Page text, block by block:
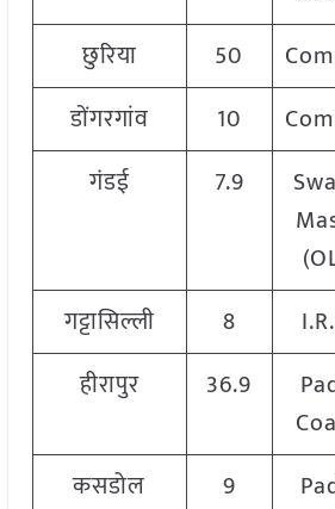
छुरिया 50
डोंगरगांव
10
गंडई
7.9
गट्टासिल्ली 8
हीरापुर
36.9
कसडोल 9